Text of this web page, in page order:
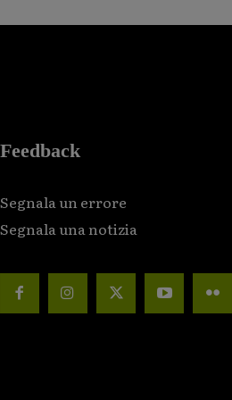
Feedback
Segnala un errore
Segnala una notizia